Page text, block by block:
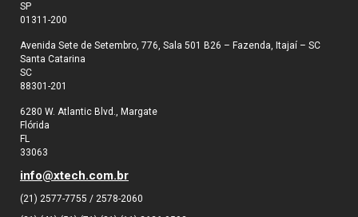
SP
01311-200
Avenida Sete de Setembro, 776, Sala 501 B26 – Fazenda, Itajaí – SC
Santa Catarina
SC
88301-201
6280 W. Atlantic Blvd., Margate
Flórida
FL
33063
info@xtech.com.br
(21) 2577-7755 / 2578-2060